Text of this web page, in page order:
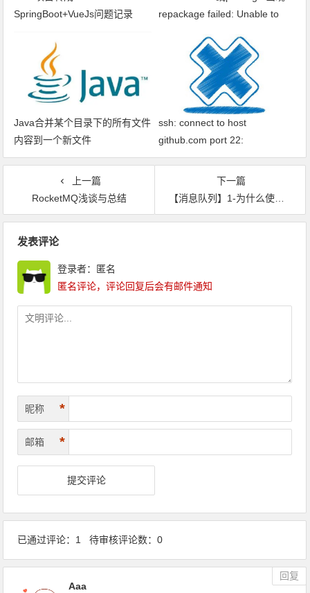
SpringBoot+VueJs问题记录
repackage failed: Unable to
Java合并某个目录下的所有文件
内容到一个新文件
ssh: connect to host
github.com port 22:
Connection timed out fatal: xxx
上一篇
RocketMQ浅谈与总结
下一篇
【消息队列】1-为什么使用消息队列？消息队列有什么优点和缺点？Kafka、ActiveMQ、RabbitMQ、RocketMQ 都有什么优点和缺点？
发表评论
登录者：匿名
匿名评论，评论回复后会有邮件通知
昵称 *
邮箱 *
已通过评论：1 待审核评论数：0
Aaa
回复